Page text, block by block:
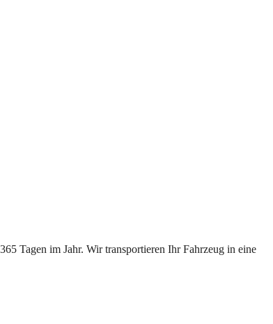
Tagen im Jahr. Wir transportieren Ihr Fahrzeug in eine